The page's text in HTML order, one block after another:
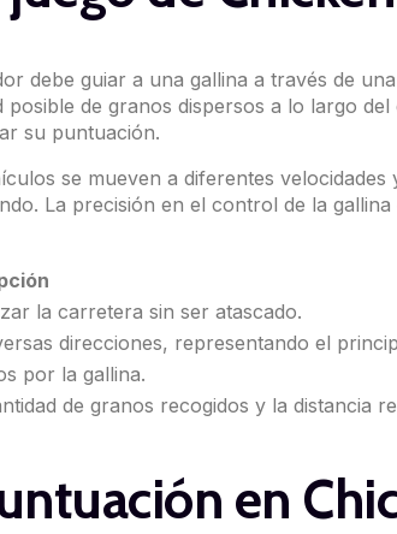
debe guiar a una gallina a través de
de granos dispersos a lo largo
su puntuación.
se mueven a diferentes
La precisión en el control de la
la carretera sin ser atascado.
direcciones, representando el
por la gallina.
de granos recogidos y la distancia
en